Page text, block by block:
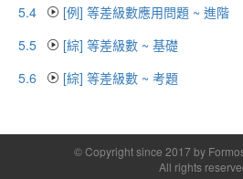
5.4
[例] 等差級數應用問題 ~ 進階
5.5
[綜] 等差級數 ~ 基礎
5.6
[綜] 等差級數 ~ 考題
© Copyright since 2017 by
All rights